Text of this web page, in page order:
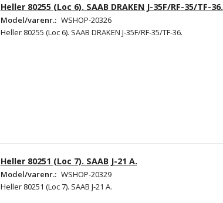
Heller 80255 (Loc 6). SAAB DRAKEN J-35F/RF-35/TF-36.
Model/varenr.: WSHOP-20326
Heller 80255 (Loc 6). SAAB DRAKEN J-35F/RF-35/TF-36.
Heller 80251 (Loc 7). SAAB J-21 A.
Model/varenr.: WSHOP-20329
Heller 80251 (Loc 7). SAAB J-21 A.